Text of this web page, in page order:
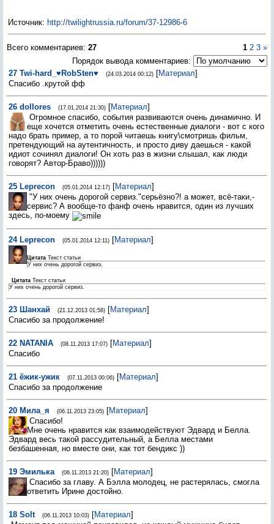
Источник: http://twilightrussia.ru/forum/37-12986-6
Всего комментариев: 27 1 2 3 »
Порядок вывода комментариев:
27 Twi-hard_♥RobSten♥ (24.03.2014 00:12) [Материал]
Спасибо .крутой фф
26 dollores (17.01.2014 21:30) [Материал]
Огромное спасибо, события развиваются очень динамично. И
еще хочется отметить очень естественные диалоги - вот с кого
надо брать пример, а то порой читаешь книгу\смотришь фильм,
претендующий на аутентичность, и просто диву даешься - какой
идиот сочинял диалоги! Он хоть раз в жизни слышал, как люди
говорят? Автор-Браво))))))
25 Leprecon (05.01.2014 12:17) [Материал]
"У них очень дорогой сервиз."серьёзно?! а может, всё-таки,-
сервис? А вообще-то фанф очень нравится, один из лучших
здесь, по-моему
24 Leprecon (05.01.2014 12:11) [Материал]
Цитата Текст статьи
У них очень дорогой сервиз.
Цитата Текст статьи
У них очень дорогой сервиз.
23 Шанхай (21.12.2013 01:58) [Материал]
Спасибо за продолжение!
22 NATANIA (08.11.2013 17:07) [Материал]
Спасибо
21 ёжик-ужик (07.11.2013 00:06) [Материал]
Спасибо за продолжение
20 Мила_я (06.11.2013 23:05) [Материал]
Спасибо!
Мне очень нравится как взаимодействуют Эдвард и Белла.
Эдвард весь такой рассудительный, а Белла местами
безбашенная, но вместе они, как тот бендикс ))
19 Эмилька (06.11.2013 21:20) [Материал]
Спасибо за главу. А Бэлла молодец, не растерялась, смогла
ответить Ирине достойно.
18 Solt (06.11.2013 10:03) [Материал]